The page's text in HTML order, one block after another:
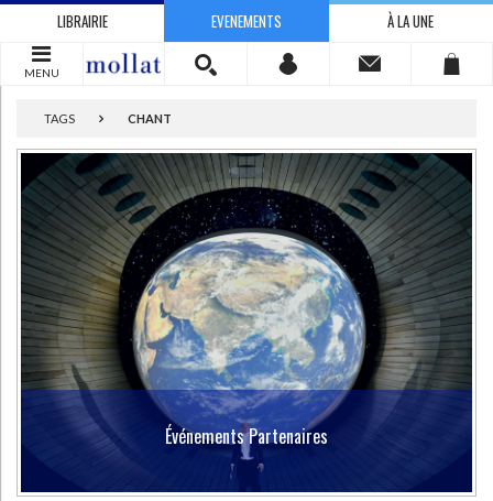
LIBRAIRIE EVENEMENTS À LA UNE
MENU
TAGS CHANT
Événements Partenaires